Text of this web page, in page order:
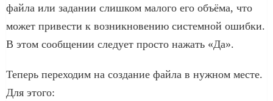
файла или задании слишком малого его объёма, что
может привести к возникновению системной ошибки.
В этом сообщении следует просто нажать «Да».
Теперь переходим на создание файла в нужном месте.
Для этого: